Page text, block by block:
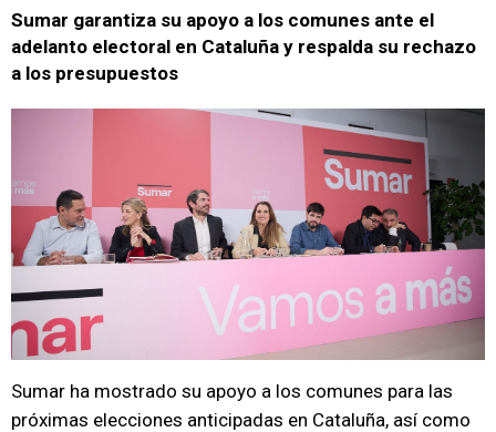
Sumar garantiza su apoyo a los comunes ante el
adelanto electoral en Cataluña y respalda su rechazo
a los presupuestos
Sumar ha mostrado su apoyo a los comunes para las
próximas elecciones anticipadas en Cataluña, así como